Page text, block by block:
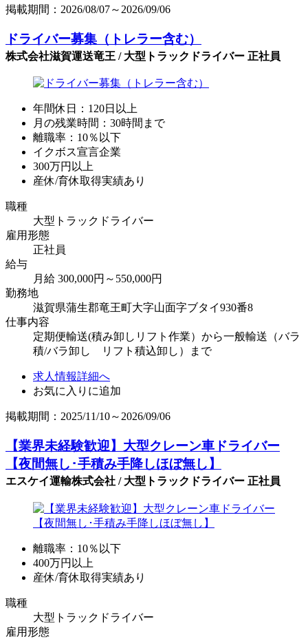
掲載期間：2026/08/07～2026/09/06
ドライバー募集（トレラー含む）
株式会社滋賀運送竜王 / 大型トラックドライバー 正社員
年間休日：120日以上
月の残業時間：30時間まで
離職率：10％以下
イクボス宣言企業
300万円以上
産休/育休取得実績あり
職種
大型トラックドライバー
雇用形態
正社員
給与
月給 300,000円～550,000円
勤務地
滋賀県蒲生郡竜王町大字山面字ブタイ930番8
仕事内容
定期便輸送(積み卸しリフト作業）から一般輸送（バラ
積/バラ卸し リフト積込卸し）まで
求人情報詳細へ
お気に入りに追加
掲載期間：2025/11/10～2026/09/06
【業界未経験歓迎】大型クレーン車ドライバー
【夜間無し･手積み手降しほぼ無し】
エスケイ運輸株式会社 / 大型トラックドライバー 正社員
離職率：10％以下
400万円以上
産休/育休取得実績あり
職種
大型トラックドライバー
雇用形態